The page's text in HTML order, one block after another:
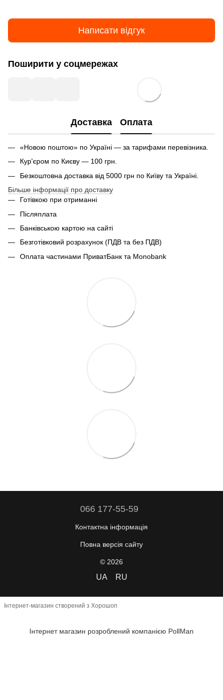
Написати відгук
Поширити у соцмережах
Доставка Оплата
«Новою поштою» по Україні — за тарифами перевізника.
Кур'єром по Києву — 100 грн.
Безкоштовна доставка від 5000 грн по Київу та Україні.
Більше інформації про доставку
Готівкою при отриманні
Післяплата
Банківською картою на сайті
Безготівковий розрахунок (ПДВ та без ПДВ)
Оплата частинами ПриватБанк та Monobank
066 177-55-59
Контактна інформація
Повна версія сайту
© 2026
UA RU
Інтернет-магазин створений з Хорошоп
Інтернет магазин розроблений компанією PollMan